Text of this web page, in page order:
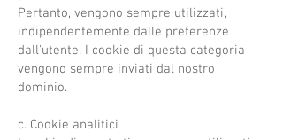
Pertanto, vengono sempre utilizzati,
indipendentemente dalle preferenze
dall'utente. I cookie di questa categoria
vengono sempre inviati dal nostro
dominio.
c. Cookie analitici